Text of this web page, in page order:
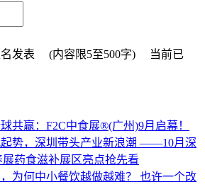
名发表
(内容限5至500字) 当前已
共赢：F2C中食展®(广州)9月启幕！
势，深圳带头产业新浪潮 ——10月深
药食滋补展区亮点抢先看
为何中小餐饮越做越难？ 也许一个改